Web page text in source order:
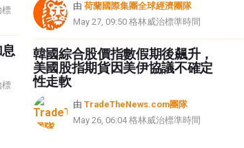
標
標
由 荷蘭國際集團全球經濟團隊
May 27, 09:50 格林威治標準時間
韓國綜合股價指數假期後飆升，
美國股指期貨因美伊協議不確定
性走軟
由 TradeTheNews.com團隊
May 26, 06:04 格林威治標準時間